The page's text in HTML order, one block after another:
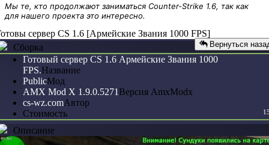
Мы те, кто продолжают заниматься Counter-Strike 1.6, так как
для нашего проекта это интересно.
сервер CS 1.6 [Армейские Звания 1000 FPS]
Вернуться
Сборка
Готовый сервер CS 1.6 Армейские Звания 1000
FPS.Название
PublicМод
AMX Mod X 1.9.0.5271 Версия AmxModx
cs-wz.comАвтор
Стоимость
Описание